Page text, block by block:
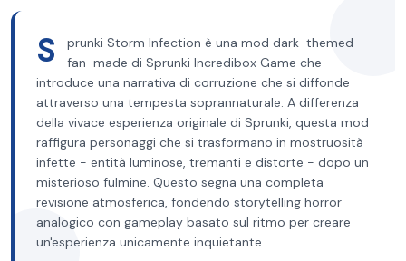
S
prunki Storm Infection è una mod dark-themed
fan-made di Sprunki Incredibox Game che
introduce una narrativa di corruzione che si diffonde
attraverso una tempesta soprannaturale. A differenza
della vivace esperienza originale di Sprunki, questa mod
raffigura personaggi che si trasformano in mostruosità
infette - entità luminose, tremanti e distorte - dopo un
misterioso fulmine. Questo segna una completa
revisione atmosferica, fondendo storytelling horror
analogico con gameplay basato sul ritmo per creare
un'esperienza unicamente inquietante.